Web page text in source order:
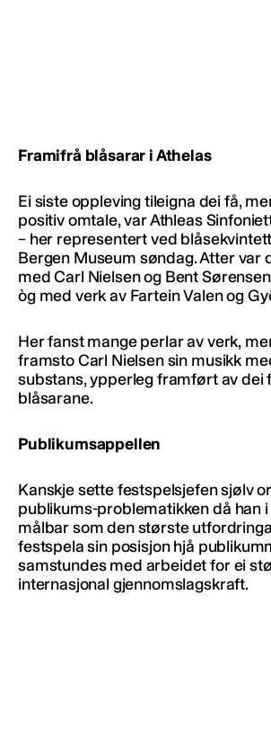
Framifrå blåsarar i Athelas
Ei siste oppleving tileigna dei få,
positiv omtale, var Athleas
– her representert ved
Bergen Museum søndag. Atter var
med Carl Nielsen og Bent
òg med verk av Fartein Valen og
Her fanst mange perlar av verk,
framsto Carl Nielsen sin musikk
substans, ypperleg framført av dei
blåsarane.
Publikumsappellen
Kanskje sette festspelsjefen sjølv
publikums-problematikken då han i
målbar som den største
festspela sin posisjon hjå
samstundes med arbeidet for ei
internasjonal gjennomslagskraft.